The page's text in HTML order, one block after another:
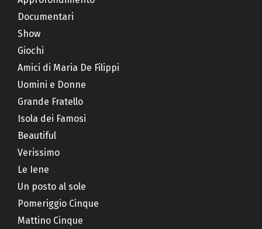
Documentari
Show
Giochi
Amici di Maria De Filippi
Uomini e Donne
Grande Fratello
Isola dei Famosi
Beautiful
Verissimo
Le Iene
Un posto al sole
Pomeriggio Cinque
Mattino Cinque